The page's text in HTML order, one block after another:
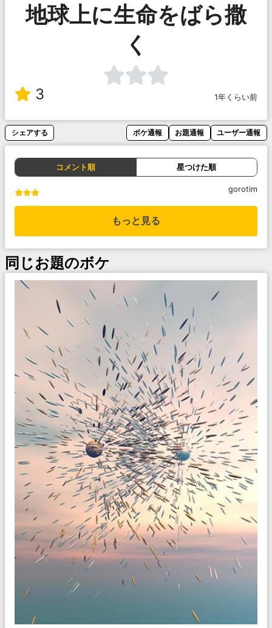
地球上に生命をばら撒
く
3 1年くらい前
シェアする ボケ通報 お題通報 ユーザー通報
コメント順 星つけた順
gorotim
もっと見る
同じお題のボケ